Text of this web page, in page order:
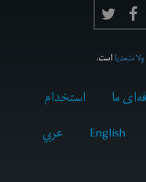
ولانت‌مدیااست.
ما
استخدام
English
عربي